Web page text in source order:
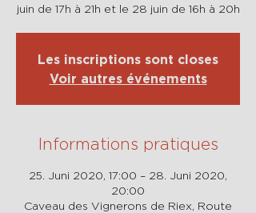
juin de 17h à 21h et le 28 juin de 16h à 20h
Les inscriptions sont closes
Voir autres événements
Informations pratiques
25. Juni 2020, 17:00 – 28. Juni 2020,
20:00
Caveau des Vignerons de Riex, Route